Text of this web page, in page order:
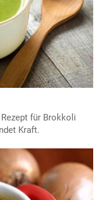
für Brokkoli
Kraft.